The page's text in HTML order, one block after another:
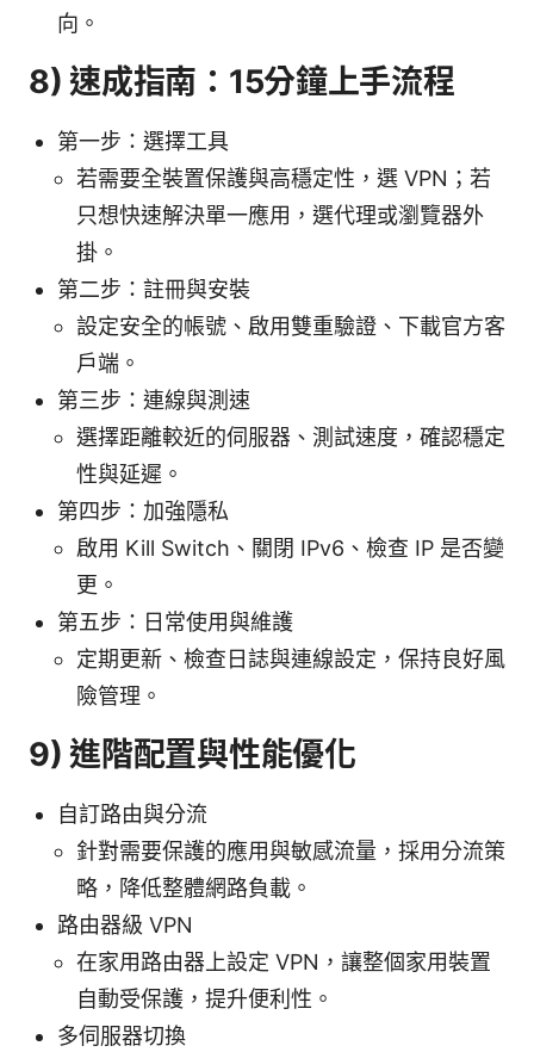
向。
8) 速成指南：15分鐘上手流程
第一步：選擇工具
若需要全裝置保護與高穩定性，選 VPN；若
只想快速解決單一應用，選代理或瀏覽器外
掛。
第二步：註冊與安裝
設定安全的帳號、啟用雙重驗證、下載官方客
戶端。
第三步：連線與測速
選擇距離較近的伺服器、測試速度，確認穩定
性與延遲。
第四步：加強隱私
啟用 Kill Switch、關閉 IPv6、檢查 IP 是否變
更。
第五步：日常使用與維護
定期更新、檢查日誌與連線設定，保持良好風
險管理。
9) 進階配置與性能優化
自訂路由與分流
針對需要保護的應用與敏感流量，採用分流策
略，降低整體網路負載。
路由器級 VPN
在家用路由器上設定 VPN，讓整個家用裝置
自動受保護，提升便利性。
多伺服器切換